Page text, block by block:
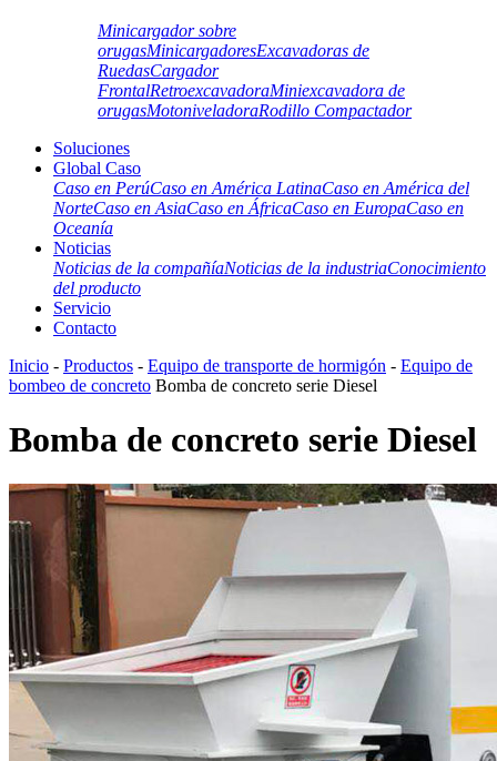
Minicargador sobre
orugasMinicargadoresExcavadoras de
RuedasCargador
FrontalRetroexcavadoraMiniexcavadora de
orugasMotoniveladoraRodillo Compactador
Soluciones
Global Caso
Caso en PerúCaso en América LatinaCaso en América del
NorteCaso en AsiaCaso en ÁfricaCaso en EuropaCaso en
Oceanía
Noticias
Noticias de la compañíaNoticias de la industriaConocimiento
del producto
Servicio
Contacto
Inicio - Productos - Equipo de transporte de hormigón - Equipo de
bombeo de concreto Bomba de concreto serie Diesel
Bomba de concreto serie Diesel